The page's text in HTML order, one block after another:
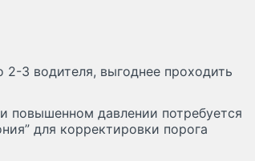
2-3 водителя, выгоднее проходить
повышенном давлении потребуется
для корректировки порога